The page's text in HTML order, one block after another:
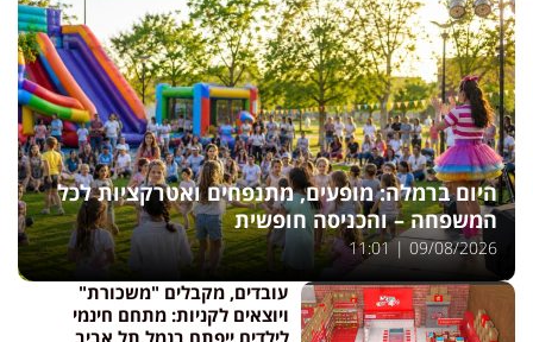
היום ברמלה: מופעים, מתנפחים ואטרקציות לכל
המשפחה – והכניסה חופשית
09/08/2026
11:01
עובדים, מקבלים "משכורת"
ויוצאים לקניות: מתחם חינמי